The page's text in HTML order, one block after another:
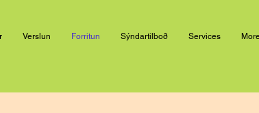
Verslun Forritun Sýndartilboð Services More